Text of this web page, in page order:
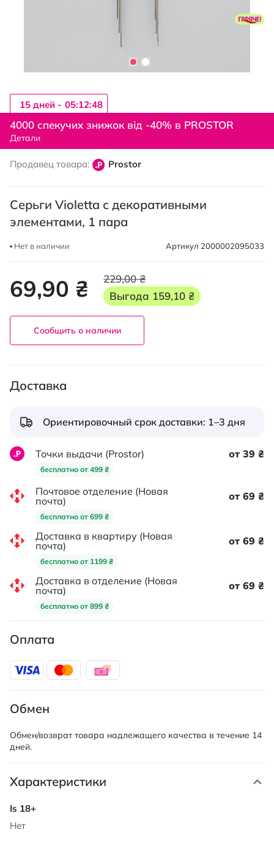
Перейти
к
началу
галереи
4000 спекучих знижок від -40% в PROSTOR
Детали
15 дней - 05:12:47
Продавец товара: Prostor
Серьги Violetta с декоративными
элементами, 1 пара
Нет в наличии Артикул 2000002095033
69,90 ₴
229,00 ₴
Выгода 159,10 ₴
Сообщить о наличии
Доставка
Ориентировочный срок доставки: 1–3 дня
Точки выдачи (Prostor)
бесплатно от 499 ₴
от 39 ₴
Почтовое отделение (Новая
почта)
бесплатно от 699 ₴
от 69 ₴
Доставка в квартиру (Новая
почта)
бесплатно от 1199 ₴
от 69 ₴
Доставка в отделение (Новая
почта)
бесплатно от 899 ₴
от 69 ₴
Оплата
Обмен
Обмен/возврат товара надлежащего качества в течение 14
дней.
Характеристики
Характеристики
Нет